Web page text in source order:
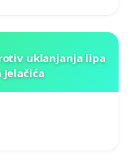
uklanjanja lipa
Jelačića